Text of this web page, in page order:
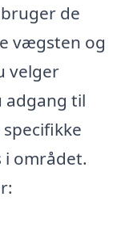
de
vægsten og
velger
adgang til
området.